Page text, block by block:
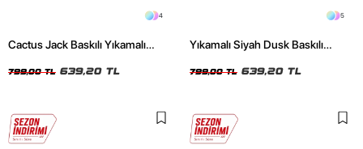
4
Cactus Jack Baskılı Yıkamalı
799,00 TL 639,20 TL
5
Yıkamalı Siyah Dusk Baskılı
799,00 TL 639,20 TL